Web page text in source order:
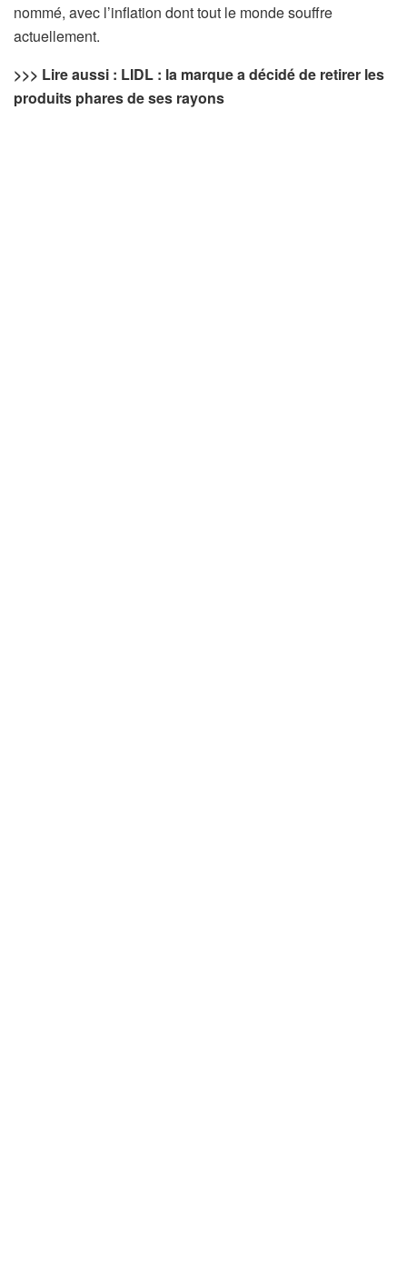
nommé, avec l’inflation dont tout le monde souffre
actuellement.
>>> Lire aussi : LIDL : la marque a décidé de retirer les
produits phares de ses rayons